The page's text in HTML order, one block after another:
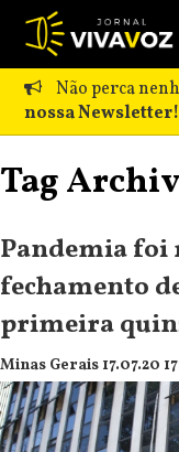
Não perca
nossa Newsletter!
Tag
Pandemia foi
fechamento
primeira
Minas Gerais 17.07.20